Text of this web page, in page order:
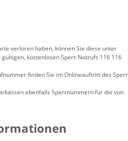
verloren haben, können Sie diese unter
kostenlosen Sperr-Notrufs 116 116
finden Sie im Onlineauftritt des Sperr
ebenfalls Sperrnummern für die von